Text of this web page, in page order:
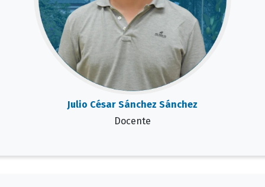
Julio César Sánchez Sánchez
Docente